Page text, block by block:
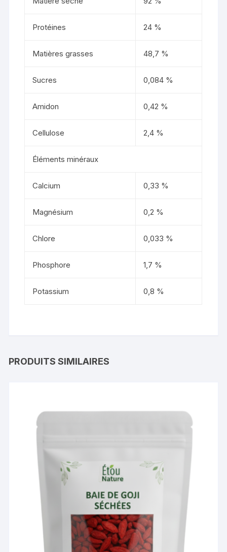
Protéines 24 %
Matières grasses 48,7 %
Sucres 0,084 %
Amidon 0,42 %
Cellulose 2,4 %
Éléments minéraux
Calcium 0,33 %
Magnésium 0,2 %
Chlore 0,033 %
Phosphore 1,7 %
Potassium 0,8 %
PRODUITS SIMILAIRES